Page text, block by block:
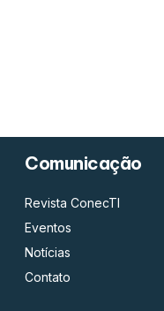
Comunicação
Revista ConecTI
Eventos
Notícias
Contato